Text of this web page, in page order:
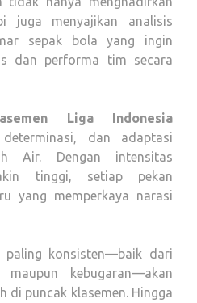
juga menyajikan analisis
sepak bola yang ingin
dan performa tim secara
Liga Indonesia
dan adaptasi
Air. Dengan intensitas
tinggi, setiap pekan
yang memperkaya narasi
paling konsisten—baik dari
kebugaran—akan
di puncak klasemen. Hingga